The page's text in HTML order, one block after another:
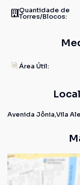
Quantidade de
Torres/Blocos:
Área Útil:
Avenida Jônia Vila